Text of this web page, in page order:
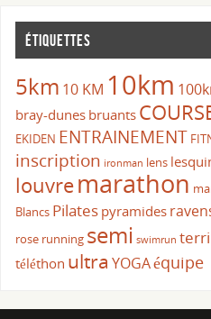
ÉTIQUETTES
5km 10 KM 10km
bray-dunes bruants
EKIDEN ENTRAINEMENT
inscription ironman lens
louvremarathon
Blancs Pilates pyramides
rose running semi swimrun
téléthon ultra YOGAéquipe